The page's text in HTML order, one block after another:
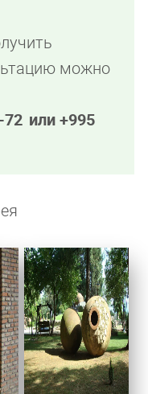
можно
72 или +995